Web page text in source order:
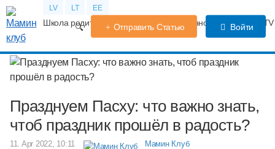
LV LT EE
Школа родителей Календарь беременности Форум
Отправить Статью Войти
Празднуем Пасху: что важно знать,
чтоб праздник прошёл в радость?
11. Apr 2022, 10:11 Мамин Клуб